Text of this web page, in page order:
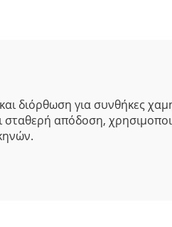
διόρθωση για συνθήκες
απόδοση,